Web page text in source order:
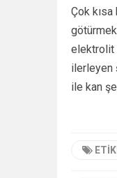
Çok
elektrolit
ilerleyen
ile kan